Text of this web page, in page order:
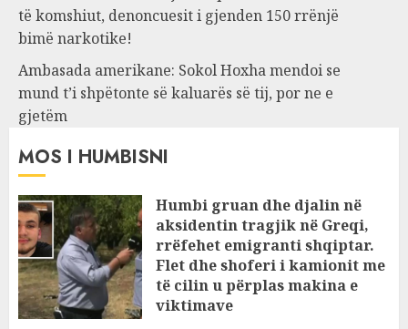
të komshiut, denoncuesit i gjenden 150 rrënjë
bimë narkotike!
Ambasada amerikane: Sokol Hoxha mendoi se
mund t’i shpëtonte së kaluarës së tij, por ne e
gjetëm
MOS I HUMBISNI
Humbi gruan dhe djalin në
aksidentin tragjik në Greqi,
rrëfehet emigranti shqiptar.
Flet dhe shoferi i kamionit me
të cilin u përplas makina e
viktimave